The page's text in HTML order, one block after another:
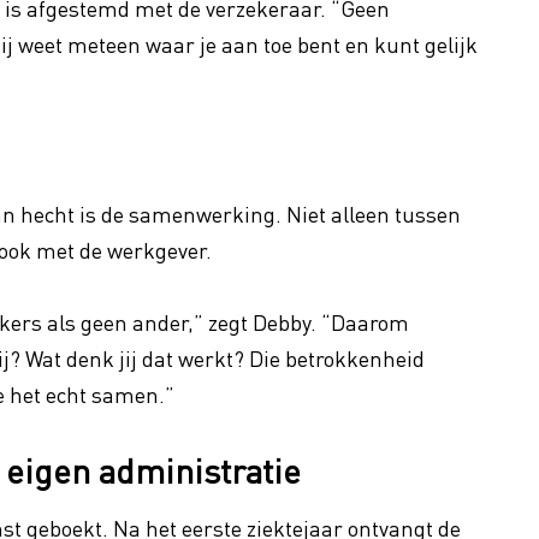
afgestemd met de verzekeraar. “Geen
weet meteen waar je aan toe bent en kunt gelijk
hecht is de samenwerking. Niet alleen tussen
met de werkgever.
als geen ander,” zegt Debby. “Daarom
Wat denk jij dat werkt? Die betrokkenheid
echt samen.”
administratie
geboekt. Na het eerste ziektejaar ontvangt de